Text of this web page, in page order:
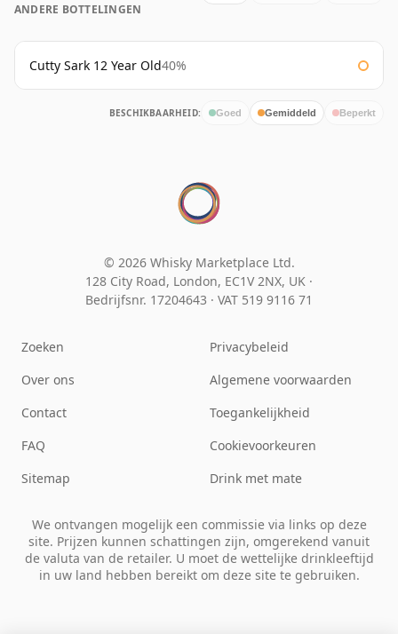
ANDERE BOTTELINGEN
Cutty Sark 12 Year Old40%
BESCHIKBAARHEID: Goed Gemiddeld Beperkt
© 2026 Whisky Marketplace Ltd.
128 City Road, London, EC1V 2NX, UK ·
Bedrijfsnr. 17204643 · VAT 519 9116 71
Zoeken
Over ons
Contact
FAQ
Sitemap
Privacybeleid
Algemene voorwaarden
Toegankelijkheid
Cookievoorkeuren
Drink met mate
We ontvangen mogelijk een commissie via links op deze
site. Prijzen kunnen schattingen zijn, omgerekend vanuit
de valuta van de retailer. U moet de wettelijke drinkleeftijd
in uw land hebben bereikt om deze site te gebruiken.